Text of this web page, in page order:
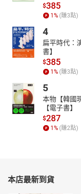
$385
1 % (賺3點)
4
扁平時代：
書】
$385
1 % (賺3點)
5
本物【韓國
【電子書】
$287
1 % (賺2點)
本店最新到貨